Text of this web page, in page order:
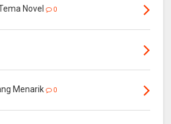
Novel 0
Menarik 0